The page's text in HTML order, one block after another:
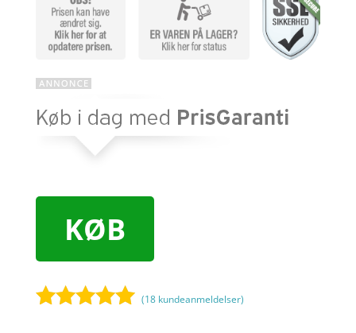
KØB
(18 kundeanmeldelser)